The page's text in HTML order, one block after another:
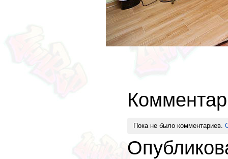
Пока не было комментариев.